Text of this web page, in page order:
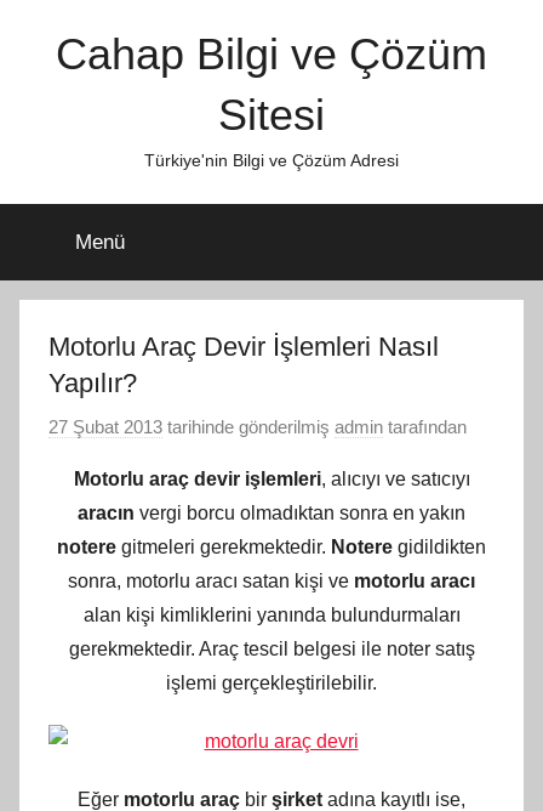
Cahap Bilgi ve Çözüm
Sitesi
Türkiye'nin Bilgi ve Çözüm Adresi
Menü
Motorlu Araç Devir İşlemleri Nasıl
Yapılır?
27 Şubat 2013 tarihinde gönderilmiş admin tarafından
Motorlu araç devir işlemleri, alıcıyı ve satıcıyı
aracın vergi borcu olmadıktan sonra en yakın
notere gitmeleri gerekmektedir. Notere gidildikten
sonra, motorlu aracı satan kişi ve motorlu aracı
alan kişi kimliklerini yanında bulundurmaları
gerekmektedir. Araç tescil belgesi ile noter satış
işlemi gerçekleştirilebilir.
Eğer motorlu araç bir şirket adına kayıtlı ise,